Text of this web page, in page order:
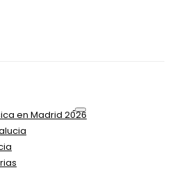
en Madrid 2026